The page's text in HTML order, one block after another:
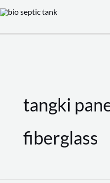
Skip
content
tangki
fiberglass